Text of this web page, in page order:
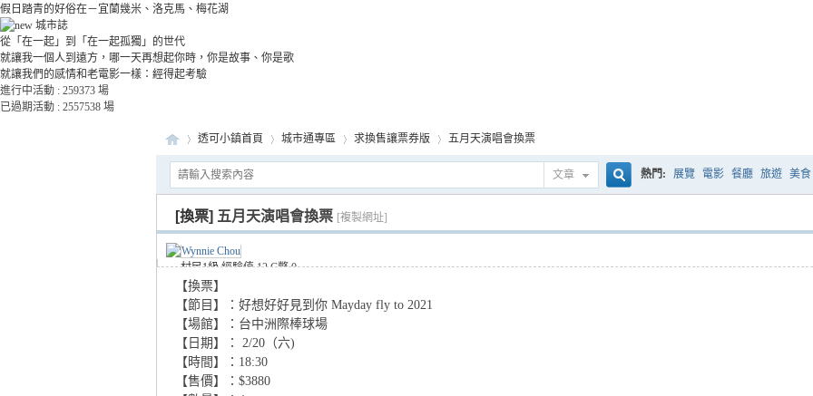
假日踏青的好俗在－宜蘭幾米、洛克馬、梅花湖
城市誌
從「在一起」到「在一起孤獨」的世代
就讓我一個人到遠方，哪一天再想起你時，你是故事、你是歌
就讓我們的感情和老電影一樣：經得起考驗
進行中活動 : 259373 場
已過期活動 : 2557538 場
»
透可小鎮首頁
›
城市通專區
›
求換售讓票券版 五月天演唱會換票
文章 熱門: 展覽 電影 餐廳 旅遊 美食
[換票] 五月天演唱會換票 [複製網址]
Wynnie Chou
村民1級 經驗值 12C幣 0
我要檢舉
只看該作者
來自手機 發表於 2020-12-2 14:30
【換票】
【節目】：好想好好見到你 Mayday fly to 2021
【場館】：台中洲際棒球場
【日期】： 2/20（六)
【時間】：18:30
【售價】：$3880